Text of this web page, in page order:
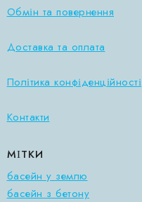
Обмін та повернення
Доставка та оплата
Політика конфіденційності
Контакти
МІТКИ
басейн у землю
басейн з бетону